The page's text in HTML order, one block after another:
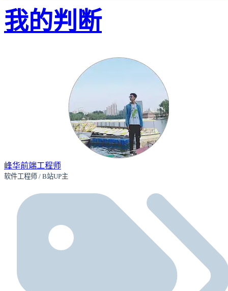
我的判断
峰华前端工程师
软件工程师 / B站UP主